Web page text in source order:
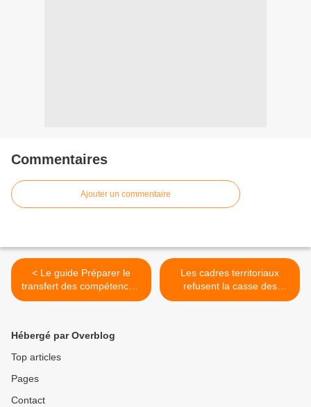
Commentaires
Ajouter un commentaire
< Le guide Préparer le
transfert des compétences,
eau potable et
Les cadres territoriaux
refusent la casse des
services publics de
Hébergé par Overblog
Top articles
Pages
Contact